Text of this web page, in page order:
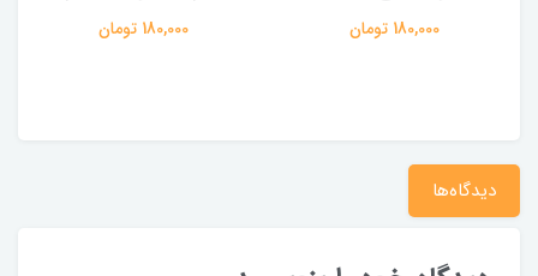
180,000 تومان 180,000 تومان
دیدگاه‌ها